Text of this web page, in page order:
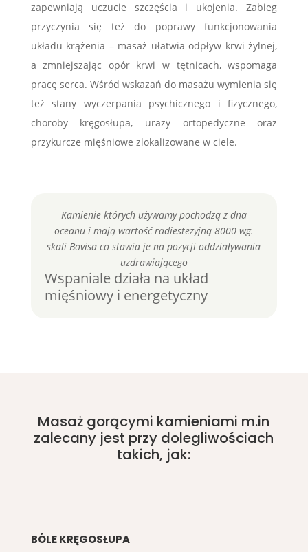
zapewniają uczucie szczęścia i ukojenia. Zabieg
przyczynia się też do poprawy funkcjonowania
układu krążenia – masaż ułatwia odpływ krwi żylnej,
a zmniejszając opór krwi w tętnicach, wspomaga
pracę serca. Wśród wskazań do masażu wymienia się
też stany wyczerpania psychicznego i fizycznego,
choroby kręgosłupa, urazy ortopedyczne oraz
przykurcze mięśniowe zlokalizowane w ciele.
Kamienie których używamy pochodzą z dna
oceanu i mają wartość radiestezyjną 8000 wg.
skali Bovisa co stawia je na pozycji oddziaływania
uzdrawiającego
Wspaniale działa na układ
mięśniowy i energetyczny
Masaż gorącymi kamieniami m.in
zalecany jest przy dolegliwościach
takich, jak:
BÓLE KRĘGOSŁUPA